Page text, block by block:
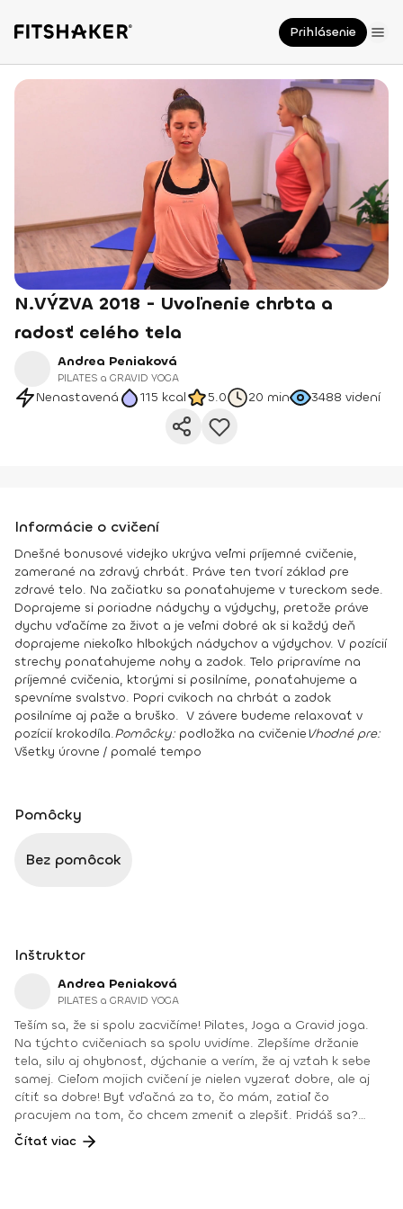
Prihlásenie
N.VÝZVA 2018 - Uvoľnenie chrbta a
radosť celého tela
Andrea Peniaková
PILATES a GRAVID YOGA
Nenastavená 115 kcal 5.0 20 min 3488 videní
Informácie o cvičení
Dnešné bonusové videjko ukrýva veľmi príjemné cvičenie,
zamerané na zdravý chrbát. Práve ten tvorí základ pre
zdravé telo. Na začiatku sa ponaťahujeme v tureckom sede.
Doprajeme si poriadne nádychy a výdychy, pretože práve
dychu vďačíme za život a je veľmi dobré ak si každý deň
doprajeme niekoľko hlbokých nádychov a výdychov. V pozícií
strechy ponaťahujeme nohy a zadok. Telo pripravíme na
príjemné cvičenia, ktorými si posilníme, ponaťahujeme a
spevníme svalstvo. Popri cvikoch na chrbát a zadok
posilníme aj paže a bruško. V závere budeme relaxovať v
pozícií krokodíla.Pomôcky: podložka na cvičenieVhodné pre:
Všetky úrovne / pomalé tempo
Pomôcky
Bez pomôcok
Inštruktor
Andrea Peniaková
PILATES a GRAVID YOGA
Teším sa, že si spolu zacvičíme! Pilates, Joga a Gravid joga.
Na týchto cvičeniach sa spolu uvidíme. Zlepšíme držanie
tela, silu aj ohybnosť, dýchanie a verím, že aj vzťah k sebe
samej. Cieľom mojich cvičení je nielen vyzerať dobre, ale aj
cítiť sa dobre! Byť vďačná za to, čo mám, zatiaľ čo
pracujem na tom, čo chcem zmeniť a zlepšiť. Pridáš sa?
Teším sa na teba na online lekciách vo Fitshakeri, aj vo
Fitshaker podcaste! Taktiež osobne na mojich hodinách v
Čítať viac